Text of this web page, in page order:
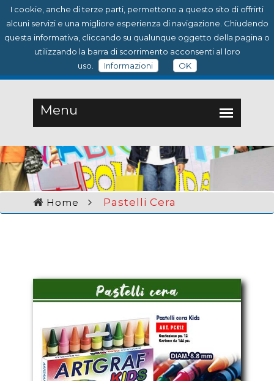
Home Pastelli Cera
I cookie, anche di terze parti, permettono a questo sito di offrirti
alcuni servizi e una migliore esperienza di navigazione. Chiudendo
questa informativa, cliccando su qualunque oggetto della pagina o
utilizzando la barra di scorrimento acconsenti al loro
uso.
Informazioni OK